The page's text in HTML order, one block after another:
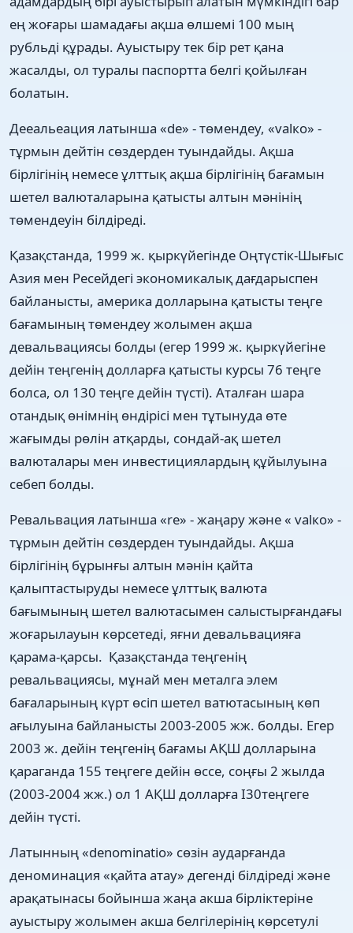
ең жоғары шамадағы ақша өлшемі 100 мың
рубльді құрады. Ауыстыру тек бір рет қана
жасалды, ол туралы паспортта белгі қойылған
болатын.
Дееальеация латынша «de» - төмендеу, «valко» -
тұрмын дейтін сөздерден туындайды. Ақша
бірлігінің немесе ұлттық ақша бірлігінің бағамын
шетел валюталарына қатысты алтын мәнінің
төмендеуін білдіреді.
Қазақстанда, 1999 ж. қыркүйегінде Оңтүстік-Шығыс
Азия мен Ресейдегі экономикалық дағдарыспен
байланысты, америка долларына қатысты теңге
бағамының төмендеу жолымен ақша
девальвациясы болды (егер 1999 ж. қыркүйегіне
дейін теңгенің долларға қатысты курсы 76 теңге
болса, ол 130 теңге дейін түсті). Аталған шара
отандық өнімнің өндірісі мен тұтынуда өте
жағымды рөлін атқарды, сондай-ақ шетел
валюталары мен инвестициялардың құйылуына
себеп болды.
Ревальвация латынша «rе» - жаңару және « vаlко» -
тұрмын дейтін сөздерден туындайды. Ақша
бірлігінің бұрынғы алтын мәнін қайта
қалыптастыруды немесе ұлттық валюта
бағымының шетел валютасымен салыстырғандағы
жоғарылауын көрсетеді, яғни девальвацияға
қарама-қарсы. Қазақстанда теңгенің
ревальвациясы, мұнай мен металга элем
бағаларының күрт өсіп шетел ватютасының көп
ағылуына байланысты 2003-2005 жж. болды. Егер
2003 ж. дейін теңгенің бағамы АҚШ долларына
қараганда 155 теңгеге дейін өссе, соңғы 2 жылда
(2003-2004 жж.) ол 1 АҚШ долларға І30теңгеге
дейін түсті.
Латынның «denominatio» сөзін аударғанда
деноминация «қайта атау» дегенді білдіреді және
арақатынасы бойынша жаңа акша бірліктеріне
ауыстыру жолымен акша белгілерінің көрсетулі